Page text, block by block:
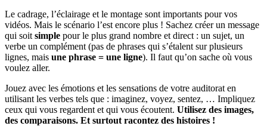
Le cadrage, l’éclairage et le montage sont importants pour vos
vidéos. Mais le scénario l’est encore plus ! Sachez créer un message
qui soit simple pour le plus grand nombre et direct : un sujet, un
verbe un complément (pas de phrases qui s’étalent sur plusieurs
lignes, mais une phrase = une ligne). Il faut qu’on sache où vous
voulez aller.
Jouez avec les émotions et les sensations de votre auditorat en
utilisant les verbes tels que : imaginez, voyez, sentez, … Impliquez
ceux qui vous regardent et qui vous écoutent. Utilisez des images,
des comparaisons. Et surtout racontez des histoires !